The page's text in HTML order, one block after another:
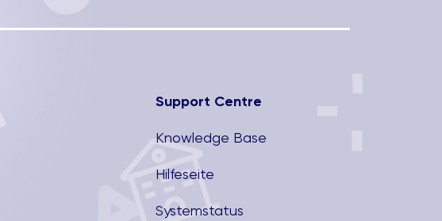
Support Centre
Knowledge Base
Hilfeseite
Systemstatus